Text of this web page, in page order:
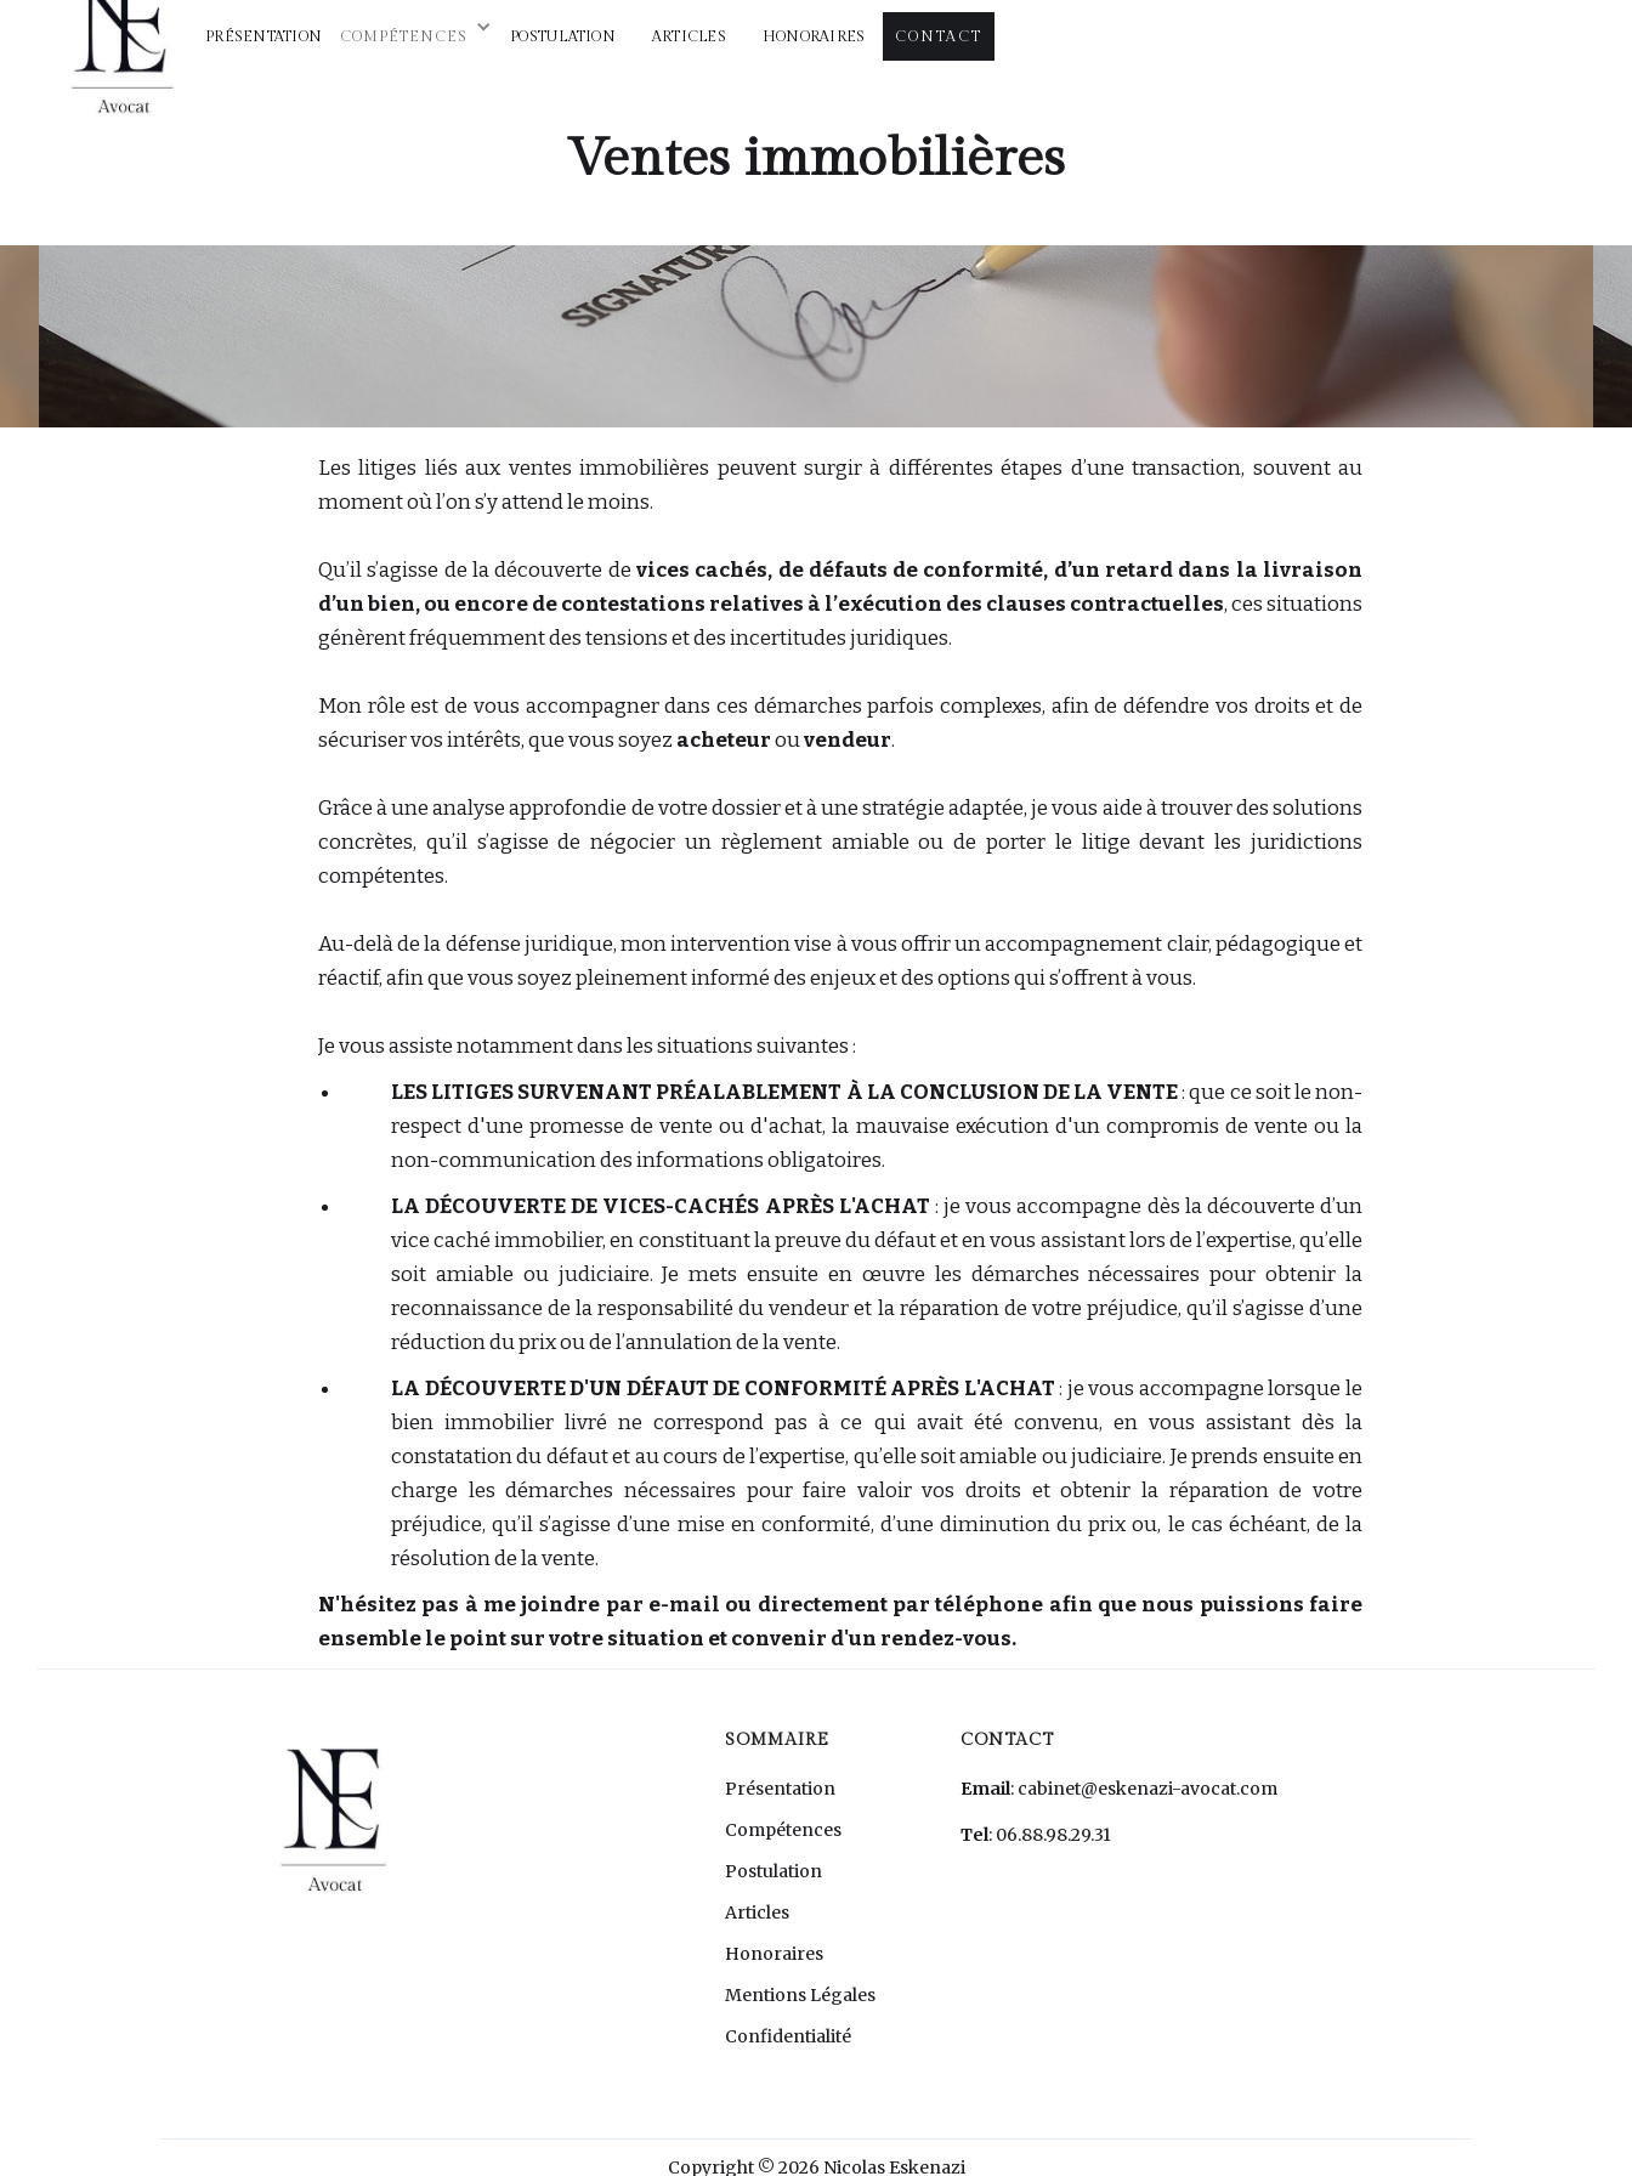
PRÉSENTATION COMPÉTENCES POSTULATION ARTICLES HONORAIRES CONTACT
Ventes immobilières
Les litiges liés aux ventes immobilières peuvent surgir à différentes étapes d’une transaction, souvent au
moment où l’on s’y attend le moins.
Qu’il s’agisse de la découverte de vices cachés, de défauts de conformité, d’un retard dans la livraison
d’un bien, ou encore de contestations relatives à l’exécution des clauses contractuelles, ces situations
génèrent fréquemment des tensions et des incertitudes juridiques.
Mon rôle est de vous accompagner dans ces démarches parfois complexes, afin de défendre vos droits et de
sécuriser vos intérêts, que vous soyez acheteurouvendeur.
Grâce à une analyse approfondie de votre dossier et à une stratégie adaptée, je vous aide à trouver des solutions
concrètes, qu’il s’agisse de négocier un règlement amiable ou de porter le litige devant les juridictions
compétentes.
Au-delà de la défense juridique, mon intervention vise à vous offrir un accompagnement clair, pédagogique et
réactif, afin que vous soyez pleinement informé des enjeux et des options qui s’offrent à vous.
Je vous assiste notamment dans les situations suivantes :
LES LITIGES SURVENANT PRÉALABLEMENT À LA CONCLUSION DE LA VENTE: que ce soit le non-
respect d'une promesse de vente ou d'achat, la mauvaise exécution d'un compromis de vente ou la
non-communication des informations obligatoires.
LA DÉCOUVERTE DE VICES-CACHÉS APRÈS L'ACHAT : je vous accompagne dès la découverte d’un
vice caché immobilier, en constituant la preuve du défaut et en vous assistant lors de l’expertise, qu’elle
soit amiable ou judiciaire. Je mets ensuite en œuvre les démarches nécessaires pour obtenir la
reconnaissance de la responsabilité du vendeur et la réparation de votre préjudice, qu’il s’agisse d’une
réduction du prix ou de l’annulation de la vente.
LA DÉCOUVERTE D'UN DÉFAUT DE CONFORMITÉ APRÈS L'ACHAT: je vous accompagne lorsque le
bien immobilier livré ne correspond pas à ce qui avait été convenu, en vous assistant dès la
constatation du défaut et au cours de l’expertise, qu’elle soit amiable ou judiciaire. Je prends ensuite en
charge les démarches nécessaires pour faire valoir vos droits et obtenir la réparation de votre
préjudice, qu’il s’agisse d’une mise en conformité, d’une diminution du prix ou, le cas échéant, de la
résolution de la vente.
N'hésitez pas à me joindre par e-mail ou directement par téléphone afin que nous puissions faire
ensemble le point sur votre situation et convenir d'un rendez-vous.
SOMMAIRE
Présentation
Compétences
Postulation
Articles
Honoraires
Mentions Légales
Confidentialité
CONTACT
Email: cabinet@eskenazi-avocat.com
Tel: 06.88.98.29.31
Copyright © 2026 Nicolas Eskenazi